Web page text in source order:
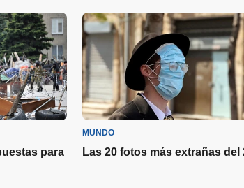
para
MUNDO
Las 20 fotos más extrañas del